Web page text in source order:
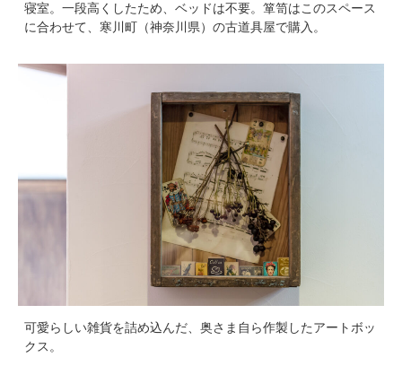
寝室。一段高くしたため、ベッドは不要。箪笥はこのスペース
に合わせて、寒川町（神奈川県）の古道具屋で購入。
可愛らしい雑貨を詰め込んだ、奥さま自ら作製したアートボッ
クス。